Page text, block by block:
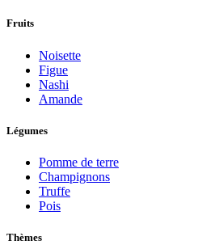
Fruits
Noisette
Figue
Nashi
Amande
Légumes
Pomme de terre
Champignons
Truffe
Pois
Thèmes